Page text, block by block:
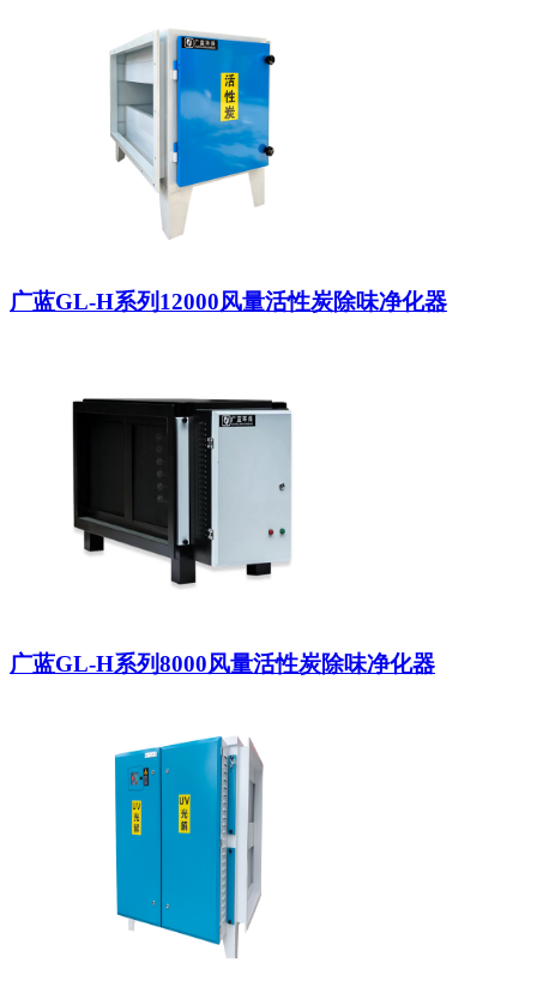
广蓝GL-H系列12000风量活性炭除味净化器
广蓝GL-H系列8000风量活性炭除味净化器